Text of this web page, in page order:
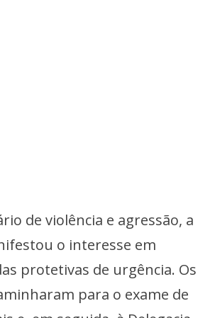
de violência e agressão, a
o interesse em
protetivas de urgência. Os
para o exame de